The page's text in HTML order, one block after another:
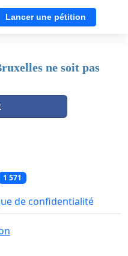
Lancer une pétition
ne soit pas
1 571
de confidentialité